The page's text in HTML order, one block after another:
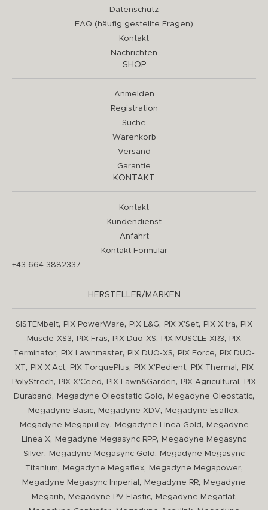
Datenschutz
FAQ (häufig gestellte Fragen)
Kontakt
Nachrichten
SHOP
Anmelden
Registration
Suche
Warenkorb
Versand
Garantie
KONTAKT
Kontakt
Kundendienst
Anfahrt
Kontakt Formular
+43 664 3882337
HERSTELLER/MARKEN
SISTEMbelt, PIX PowerWare, PIX L&G, PIX X'Set, PIX X'tra,
PIX
Muscle-XS3, PIX Fras, PIX Duo-XS, PIX MUSCLE-XR3,
PIX
Terminator, PIX Lawnmaster, PIX DUO-XS, PIX Force,
PIX DUO-
XT, PIX X'Act, PIX TorquePlus, PIX X'Pedient, PIX Thermal ,
PIX
PolyStrech, PIX X'Ceed , PIX Lawn&Garden, PIX Agricultural ,
PIX
Duraband , Megadyne Oleostatic Gold , Megadyne Oleostatic,
Megadyne Basic, Megadyne XDV, Megadyne Esaflex,
Megadyne Megapulley, Megadyne Linea Gold ,
Megadyne
Linea X, Megadyne Megasync RPP,
Megadyne Megasync
Silver, Megadyne Megasync Gold ,
Megadyne Megasync
Titanium, Megadyne Megaflex, Megadyne Megapower,
Megadyne Megasync Imperial , Megadyne RR,
Megadyne
Megarib, Megadyne PV Elastic, Megadyne Megaflat,